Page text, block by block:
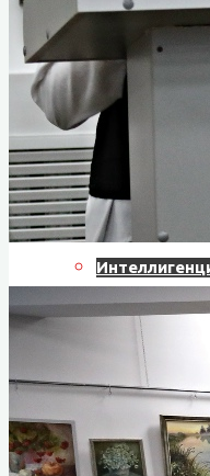
История
История
Почётные
Из истории
Из истории
Декабрист
ВОВ 1941-1945 гг
Абрамов